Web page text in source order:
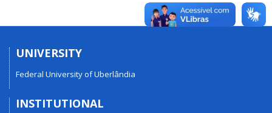
UNIVERSITY
Federal University of Uberlândia
INSTITUTIONAL